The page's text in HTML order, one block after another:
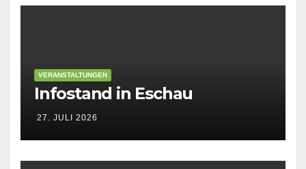
VERANSTALTUNGEN
Infostand in Eschau
27. JULI 2026